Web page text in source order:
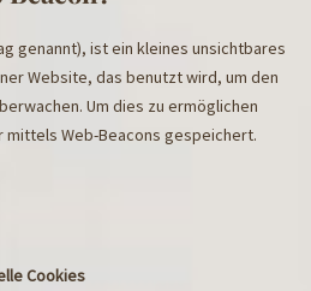
genannt), ist ein kleines unsichtbares
Website, das benutzt wird, um den
Um dies zu ermöglichen
Web-Beacons gespeichert.
Cookies